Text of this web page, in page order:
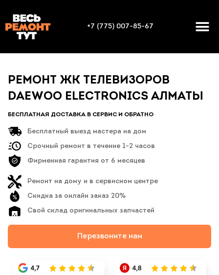
+7 (775) 007-85-67
РЕМОНТ ЖК ТЕЛЕВИЗОРОВ
DAEWOO ELECTRONICS АЛМАТЫ
БЕСПЛАТНАЯ ДОСТАВКА В СЕРВИС И ОБРАТНО
Бесплатный выезд мастера на дом
Срочный ремонт в течение 1-2 часов
Фирменная гарантия от 6 месяцев
Ремонт на дому и в сервисном центре
Скидка за онлайн заказ 20%
Свой склад оригинальных запчастей
Перезвоните нам